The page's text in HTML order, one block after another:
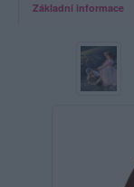
Základní informace